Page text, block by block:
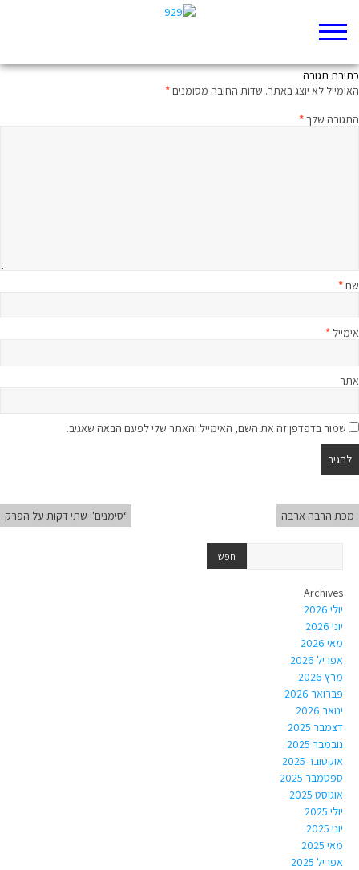
ממעמקים קראתיך: מיטיבי לכת לשמות פרק י
כתיבת תגובה
האימייל לא יוצג באתר. שדות החובה מסומנים*
התגובה שלך*
שם*
אימייל *
אתר
שמור בדפדפן זה את השם, האימייל והאתר שלי לפעם הבאה שאגיב.
מכת הרבה ארבה ‘סימנים': שתי דקות על הפרק
Archives
יולי 2026
יוני 2026
מאי 2026
אפריל 2026
מרץ 2026
פברואר 2026
ינואר 2026
דצמבר 2025
נובמבר 2025
אוקטובר 2025
ספטמבר 2025
אוגוסט 2025
יולי 2025
יוני 2025
מאי 2025
אפריל 2025